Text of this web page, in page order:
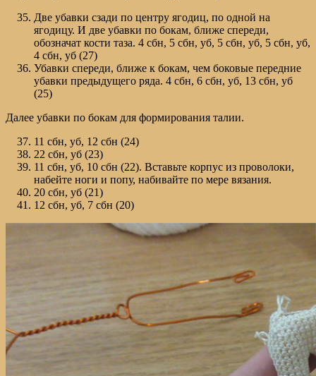
Две убавки сзади по центру ягодиц, по одной на
ягодицу. И две убавки по бокам, ближе спереди,
обозначат кости таза. 4 сбн, 5 сбн, уб, 5 сбн, уб, 5 сбн, уб,
4 сбн, уб (27)
Убавки спереди, ближе к бокам, чем боковые передние
убавки предыдущего ряда. 4 сбн, 6 сбн, уб, 13 сбн, уб
(25)
Далее убавки по бокам для формирования талии.
11 сбн, уб, 12 сбн (24)
22 сбн, уб (23)
11 сбн, уб, 10 сбн (22). Вставьте корпус из проволоки,
набейте ноги и попу, набивайте по мере вязания.
20 сбн, уб (21)
12 сбн, уб, 7 сбн (20)